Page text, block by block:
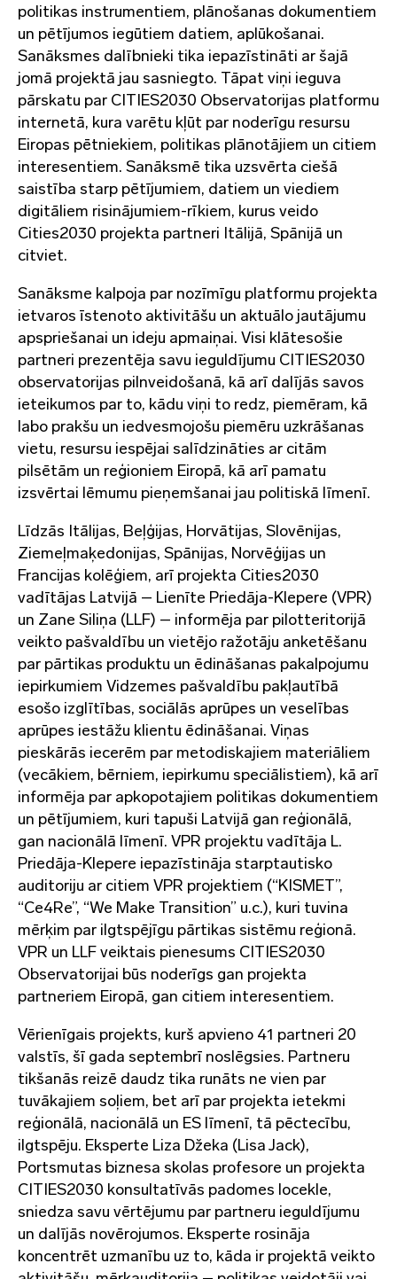
politikas instrumentiem, plānošanas dokumentiem
un pētījumos iegūtiem datiem, aplūkošanai.
Sanāksmes dalībnieki tika iepazīstināti ar šajā
jomā projektā jau sasniegto. Tāpat viņi ieguva
pārskatu par CITIES2030 Observatorijas platformu
internetā, kura varētu kļūt par noderīgu resursu
Eiropas pētniekiem, politikas plānotājiem un citiem
interesentiem. Sanāksmē tika uzsvērta ciešā
saistība starp pētījumiem, datiem un viediem
digitāliem risinājumiem-rīkiem, kurus veido
Cities2030 projekta partneri Itālijā, Spānijā un
citviet.
Sanāksme kalpoja par nozīmīgu platformu projekta
ietvaros īstenoto aktivitāšu un aktuālo jautājumu
apspriešanai un ideju apmaiņai. Visi klātesošie
partneri prezentēja savu ieguldījumu CITIES2030
observatorijas pilnveidošanā, kā arī dalījās savos
ieteikumos par to, kādu viņi to redz, piemēram, kā
labo prakšu un iedvesmojošu piemēru uzkrāšanas
vietu, resursu iespējai salīdzināties ar citām
pilsētām un reģioniem Eiropā, kā arī pamatu
izsvērtai lēmumu pieņemšanai jau politiskā līmenī.
Līdzās Itālijas, Beļģijas, Horvātijas, Slovēnijas,
Ziemeļmaķedonijas, Spānijas, Norvēģijas un
Francijas kolēģiem, arī projekta Cities2030
vadītājas Latvijā – Lienīte Priedāja-Klepere (VPR)
un Zane Siliņa (LLF) – informēja par pilotteritorijā
veikto pašvaldību un vietējo ražotāju anketēšanu
par pārtikas produktu un ēdināšanas pakalpojumu
iepirkumiem Vidzemes pašvaldību pakļautībā
esošo izglītības, sociālās aprūpes un veselības
aprūpes iestāžu klientu ēdināšanai. Viņas
pieskārās iecerēm par metodiskajiem materiāliem
(vecākiem, bērniem, iepirkumu speciālistiem), kā arī
informēja par apkopotajiem politikas dokumentiem
un pētījumiem, kuri tapuši Latvijā gan reģionālā,
gan nacionālā līmenī. VPR projektu vadītāja L.
Priedāja-Klepere iepazīstināja starptautisko
auditoriju ar citiem VPR projektiem (“KISMET”,
“Ce4Re”, “We Make Transition” u.c.), kuri tuvina
mērķim par ilgtspējīgu pārtikas sistēmu reģionā.
VPR un LLF veiktais pienesums CITIES2030
Observatorijai būs noderīgs gan projekta
partneriem Eiropā, gan citiem interesentiem.
Vērienīgais projekts, kurš apvieno 41 partneri 20
valstīs, šī gada septembrī noslēgsies. Partneru
tikšanās reizē daudz tika runāts ne vien par
tuvākajiem soļiem, bet arī par projekta ietekmi
reģionālā, nacionālā un ES līmenī, tā pēctecību,
ilgtspēju. Eksperte Liza Džeka (Lisa Jack),
Portsmutas biznesa skolas profesore un projekta
CITIES2030 konsultatīvās padomes locekle,
sniedza savu vērtējumu par partneru ieguldījumu
un dalījās novērojumos. Eksperte rosināja
koncentrēt uzmanību uz to, kāda ir projektā veikto